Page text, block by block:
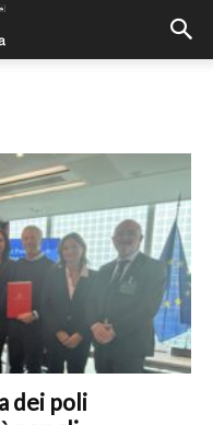
dei poli